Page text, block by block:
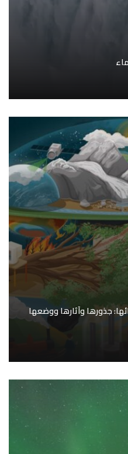
جذورها وآثارها ووضعها